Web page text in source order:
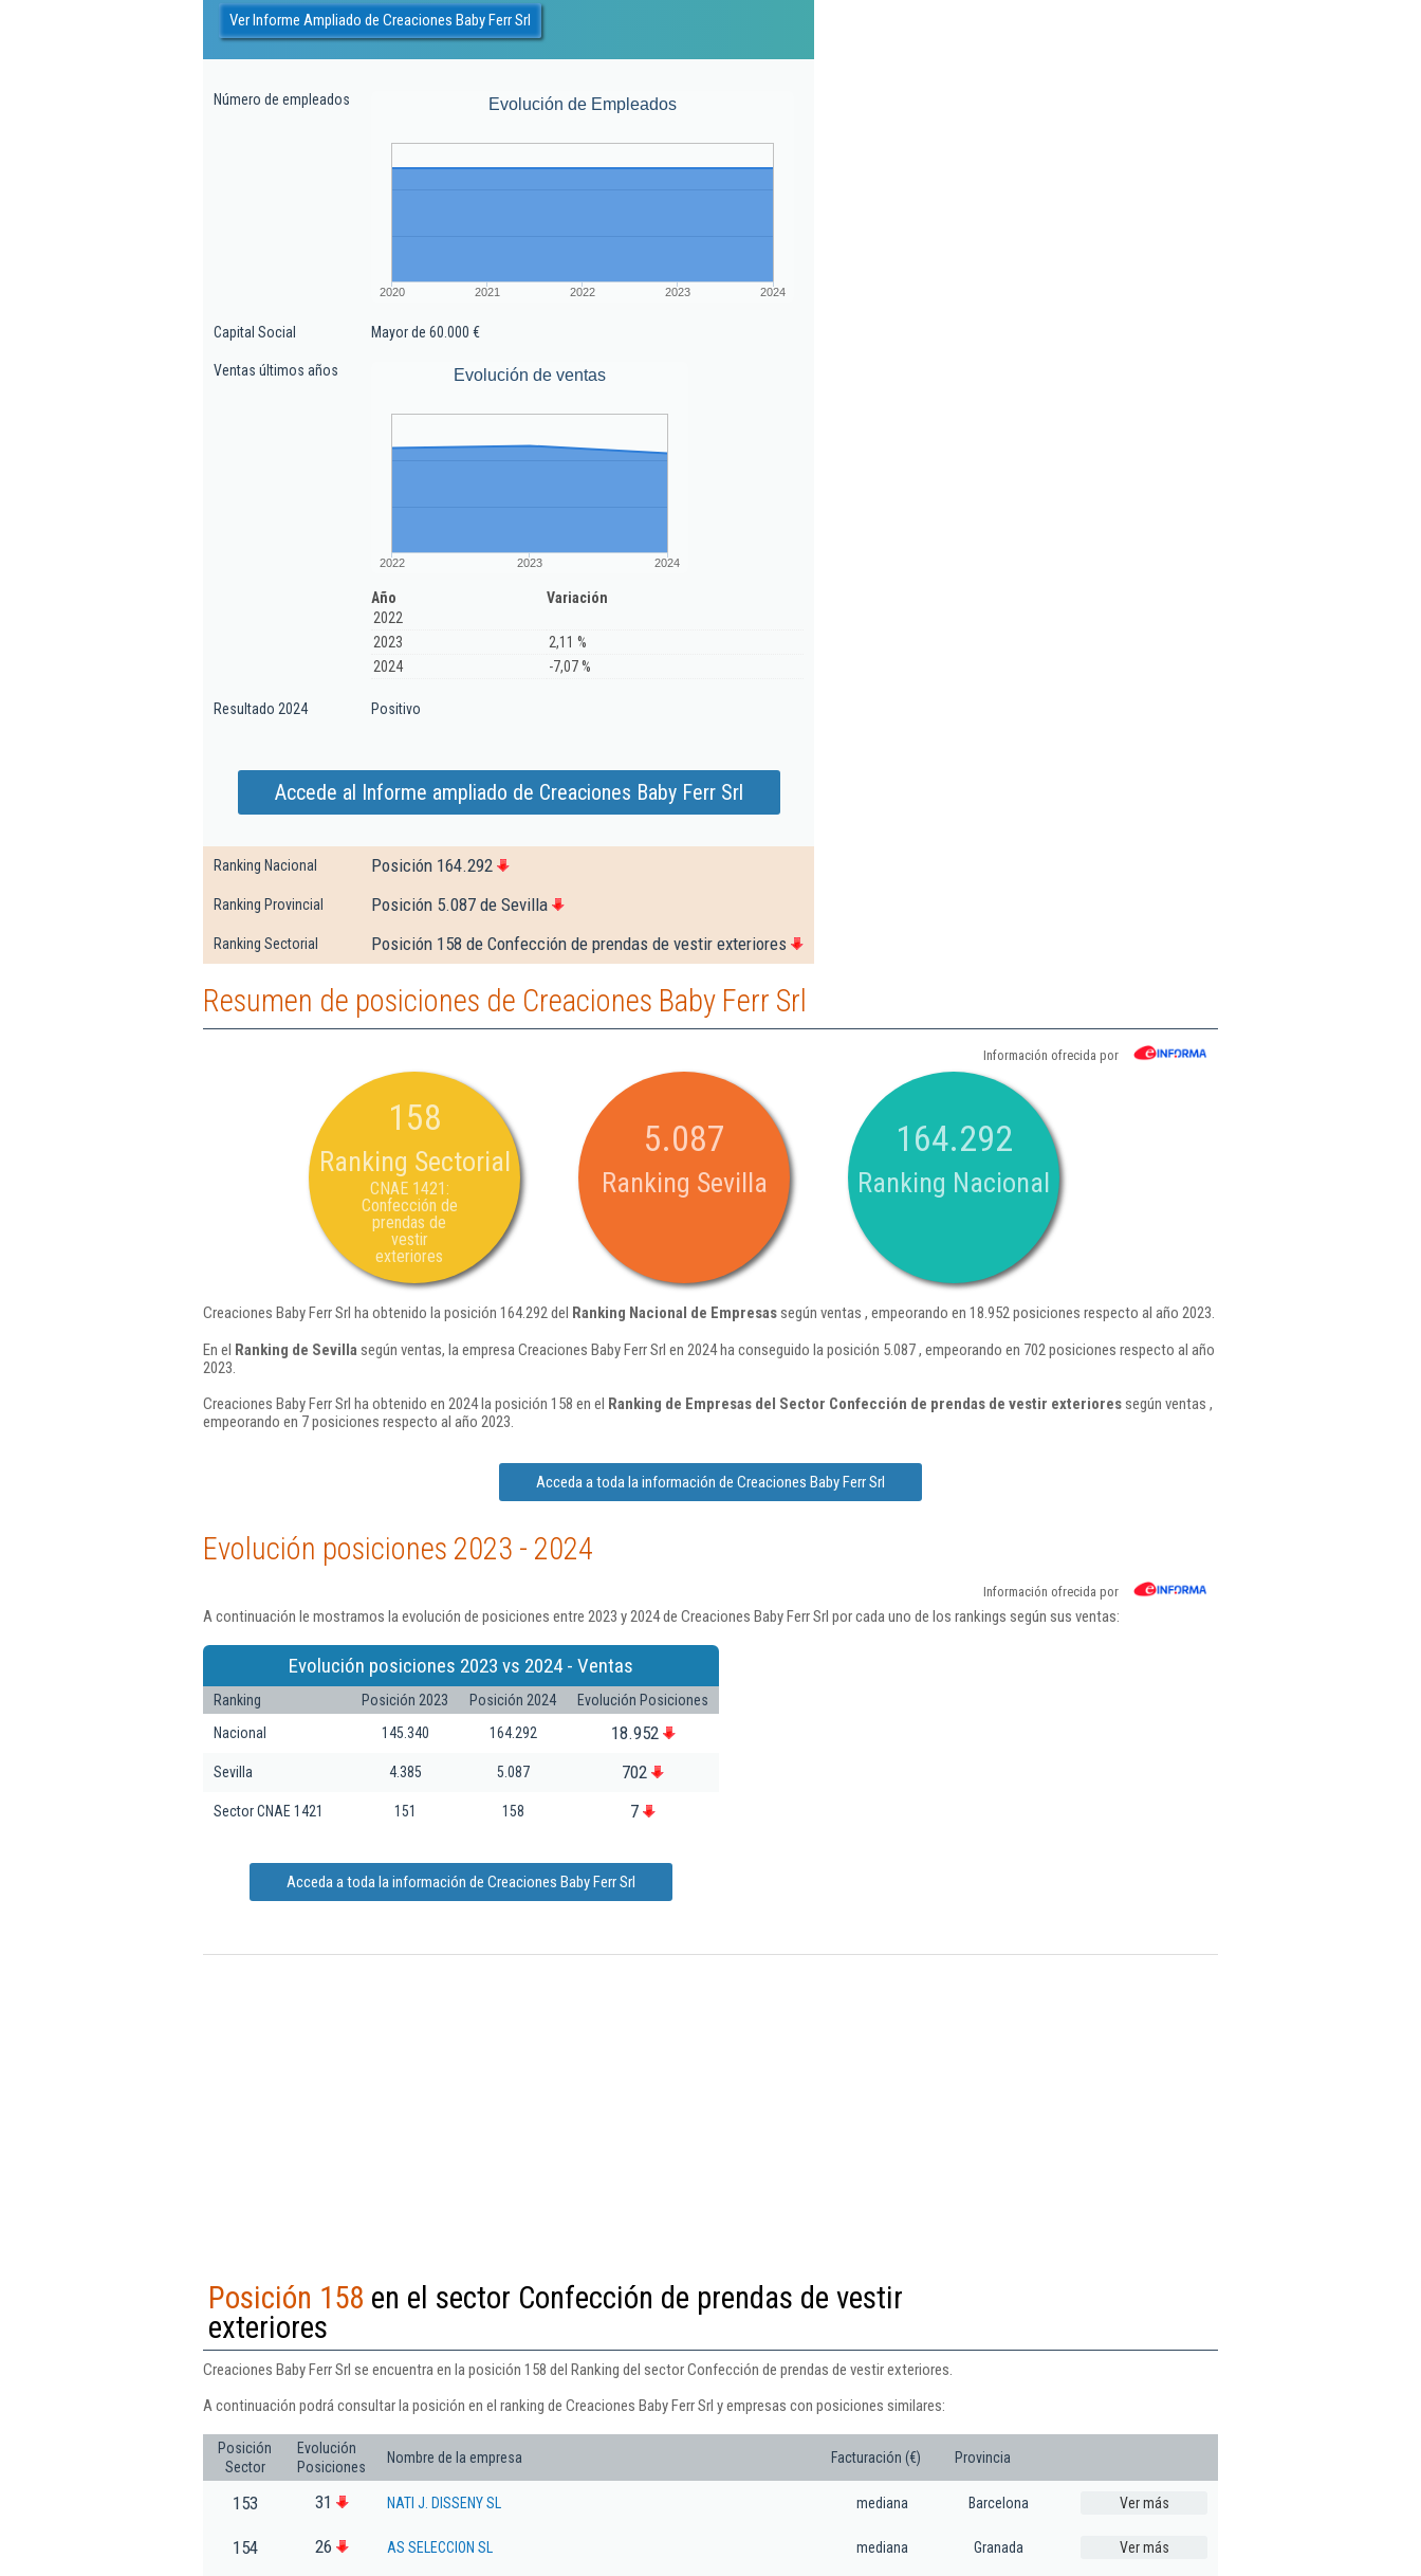
Ver Informe Ampliado de Creaciones Baby Ferr Srl
Número de empleados Evolución de Empleados
2020 2021 2022 2023 2024
Capital Social Mayor de 60.000 €
Ventas últimos años Evolución de ventas
2022 2023 2024
Año
Variación
2022
2023
2,11 %
2024
-7,07 %
Resultado 2024 Positivo
Accede al Informe ampliado de Creaciones Baby Ferr Srl
Ranking Nacional Posición 164.292
Ranking Provincial Posición 5.087 de Sevilla
Ranking Sectorial Posición 158 de Confección de prendas de vestir exteriores
Resumen de posiciones de Creaciones Baby Ferr Srl
Información ofrecida por
158
Ranking Sectorial
CNAE 1421:
Confección de
prendas de
vestir
exteriores
5.087
Ranking Sevilla
164.292
Ranking Nacional
Creaciones Baby Ferr Srl ha obtenido la posición 164.292 del Ranking Nacional de Empresassegún ventas , empeorando en 18.952 posiciones respecto al año 2023.
En el Ranking de Sevilla según ventas, la empresa Creaciones Baby Ferr Srl en 2024 ha conseguido la posición 5.087 , empeorando en 702 posiciones respecto al año
2023.
Creaciones Baby Ferr Srl ha obtenido en 2024 la posición 158 en el Ranking de Empresas del Sector Confección de prendas de vestir exterioressegún ventas ,
empeorando en 7 posiciones respecto al año 2023.
Acceda a toda la información de Creaciones Baby Ferr Srl
Evolución posiciones 2023 - 2024
Información ofrecida por
A continuación le mostramos la evolución de posiciones entre 2023 y 2024 de Creaciones Baby Ferr Srl por cada uno de los rankings según sus ventas:
Evolución posiciones 2023 vs 2024 - Ventas
Ranking Posición 2023 Posición 2024
Evolución Posiciones
Nacional
145.340 164.292 18.952
Sevilla 4.385 5.087 702
Sector CNAE 1421 151 158 7
Acceda a toda la información de Creaciones Baby Ferr Srl
Posición 158 en el sector Confección de prendas de vestir
exteriores
Creaciones Baby Ferr Srl se encuentra en la posición 158 del Ranking del sector Confección de prendas de vestir exteriores.
A continuación podrá consultar la posición en el ranking de Creaciones Baby Ferr Srl y empresas con posiciones similares:
Posición
Sector
Evolución
Posiciones
Nombre de la empresa Facturación (€) Provincia
153 31 NATI J. DISSENY SL mediana Barcelona Ver más
154 26 AS SELECCION SL mediana Granada Ver más